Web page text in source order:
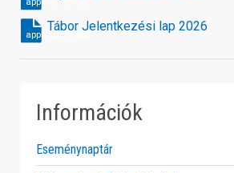
Tábor Jelentkezési lap 2026
application/pdf
Információk
Eseménynaptár